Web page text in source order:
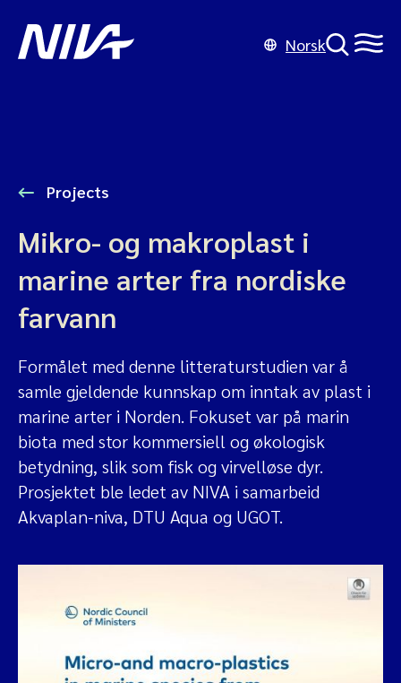
Norsk
Projects
Mikro- og makroplast i
marine arter fra nordiske
farvann
Formålet med denne litteraturstudien var å
samle gjeldende kunnskap om inntak av plast i
marine arter i Norden. Fokuset var på marin
biota med stor kommersiell og økologisk
betydning, slik som fisk og virvelløse dyr.
Prosjektet ble ledet av NIVA i samarbeid
Akvaplan-niva, DTU Aqua og UGOT.